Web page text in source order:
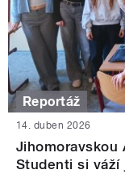
Reportáž
14. duben 2026
Jihomoravskou
Studenti si